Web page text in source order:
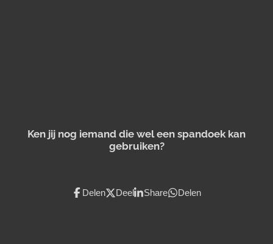
Ken jij nog iemand die wel een spandoek kan
gebruiken?
Delen Deel Share Delen